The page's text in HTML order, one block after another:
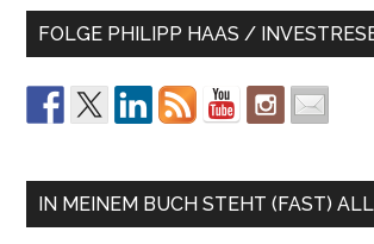
FOLGE PHILIPP HAAS /
IN MEINEM BUCH STEHT (FAST)